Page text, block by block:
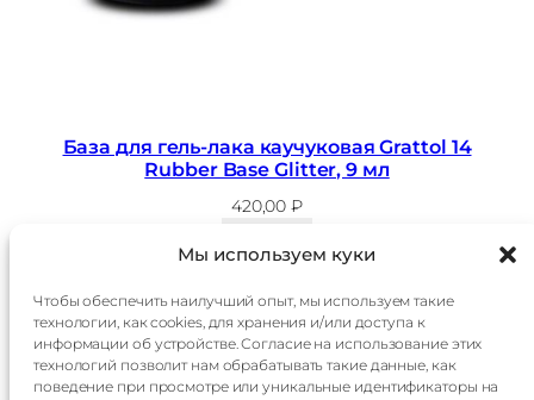
Мы используем куки
Чтобы обеспечить наилучший опыт, мы используем такие
технологии, как cookies, для хранения и/или доступа к
информации об устройстве. Согласие на использование этих
технологий позволит нам обрабатывать такие данные, как
поведение при просмотре или уникальные идентификаторы на
База для гель-лака каучуковая Grattol 14
Rubber Base Glitter, 9 мл
420,00₽
Главная
Каталог
О
Доставка
Оплата
Контакты